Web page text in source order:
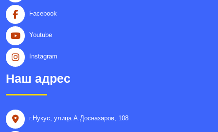
Facebook
Youtube
Instagram
Наш адрес
г.Нукус, улица A.Досназаров, 108